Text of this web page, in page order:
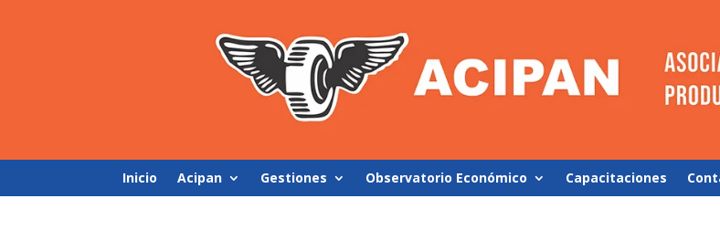
Inicio Acipan Gestiones Observatorio Económico Capacitaciones